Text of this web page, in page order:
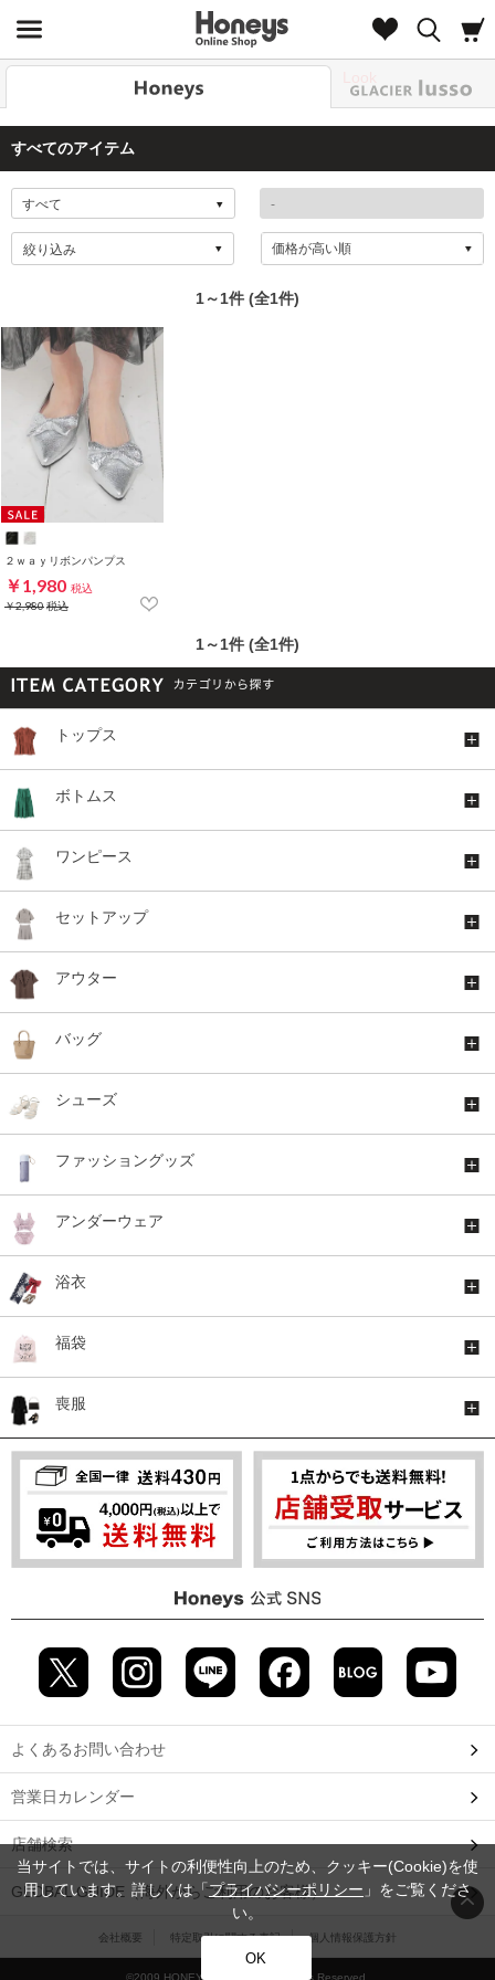
すべてのアイテム
絞り込み
1～1件 (全1件)
２ｗａｙリボンパンプス
￥1,980 税込
￥2,980税込
1～1件 (全1件)
トップス
ボトムス
ワンピース
セットアップ
アウター
バッグ
シューズ
ファッショングッズ
アンダーウェア
浴衣
福袋
喪服
よくあるお問い合わせ
営業日カレンダー
店舗検索
GLOBAL GUIDE（海外からご利用のお客様）
会社概要 特定取引に関する表記 個人情報保護方針
©2009 HONEYS CO., LTD. All Rights Reserved.
当サイトでは、サイトの利便性向上のため、クッキー(Cookie)を使
用しています。詳しくは「プライバシーポリシー 」をご覧くださ
い。
OK